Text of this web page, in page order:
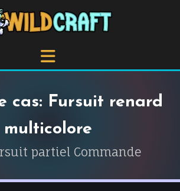
cas: Fursuit renard
multicolore
partiel Commande